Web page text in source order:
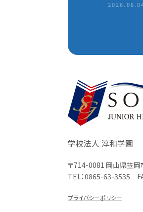
学校法人 淳和学園
〒714-0081 岡山県笠
TEL：0865-63-3535
プライバシーポリシー